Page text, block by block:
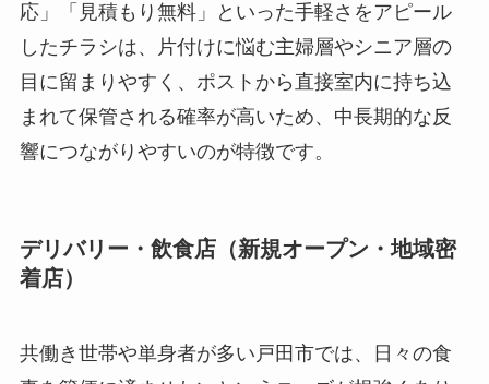
応」「見積もり無料」といった手軽さをアピール
したチラシは、片付けに悩む主婦層やシニア層の
目に留まりやすく、ポストから直接室内に持ち込
まれて保管される確率が高いため、中長期的な反
響につながりやすいのが特徴です。
デリバリー・飲食店（新規オープン・地域密
着店）
共働き世帯や単身者が多い戸田市では、日々の食